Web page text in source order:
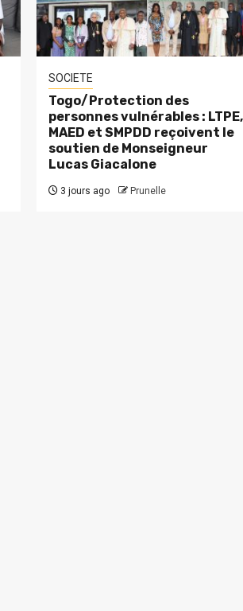
SOCIETE
Togo/Protection des
personnes vulnérables : LTPE,
MAED et SMPDD reçoivent le
soutien de Monseigneur
Lucas Giacalone
3 jours ago Prunelle